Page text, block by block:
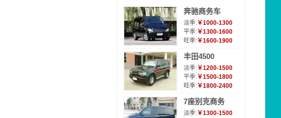
奔驰商务车
淡季:￥1000-1300
平季:￥1300-1600
旺季:￥1600-1900
丰田4500
淡季:￥1200-1500
平季:￥1500-1800
旺季:￥1800-2400
7座别克商务
淡季:￥1300-1500